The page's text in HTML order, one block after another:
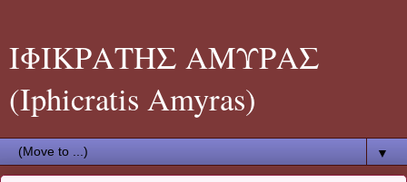
ΙΦΙΚΡΑΤΗΣ ΑΜΥΡΑΣ
(Iphicratis Amyras)
▼